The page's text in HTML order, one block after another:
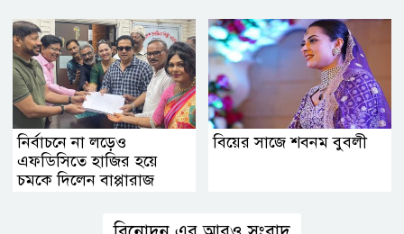
নির্বাচনে না লড়েও
এফডিসিতে হাজির হয়ে
চমকে দিলেন বাপ্পারাজ
বিয়ের সাজে শবনম বুবলী